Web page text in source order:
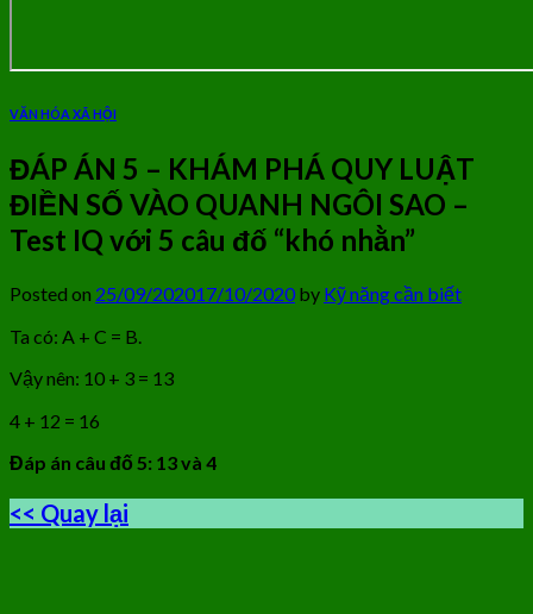
VĂN HÓA XÃ HỘI
ĐÁP ÁN 5 – KHÁM PHÁ QUY LUẬT
ĐIỀN SỐ VÀO QUANH NGÔI SAO –
Test IQ với 5 câu đố “khó nhằn”
Posted on 25/09/202017/10/2020by Kỹ năng cần biết
Ta có: A + C = B.
Vậy nên: 10 + 3 = 13
4 + 12 = 16
Đáp án câu đố 5: 13 và 4
<< Quay lại